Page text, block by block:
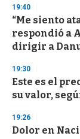
s
e
o
n
s
19:40
“Me siento
respondió a
dirigir a
19:30
Este es el
su valor,
19:26
Dolor en